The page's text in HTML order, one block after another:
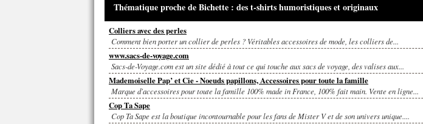
Thématique proche de Bichette : des t-shirts humoristiques et originaux
Colliers avec des perles
Comment bien porter un collier de perles ? Véritables accessoires de mode, les colliers de...
www.sacs-de-voyage.com
Sacs-de-Voyage.com est un site dédié à tout ce qui touche aux sacs de voyage, des valises aux...
Mademoiselle Pap’ et Cie - Noeuds papillons, Accessoires pour toute la famille
Marque d'accessoires pour toute la famille 100% made in France, 100% fait main. Vente en ligne...
Cop Ta Sape
Cop Ta Sape est la boutique incontournable pour les fans de Mister V et de son univers unique....